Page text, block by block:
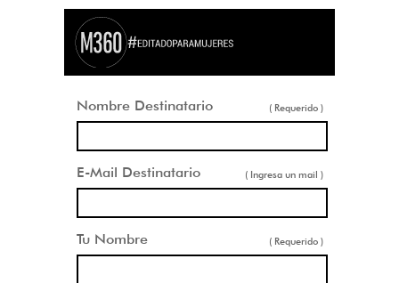
Nombre Destinatario ( Requerido )
E-Mail Destinatario ( Ingresa un mail )
Tu Nombre ( Requerido )